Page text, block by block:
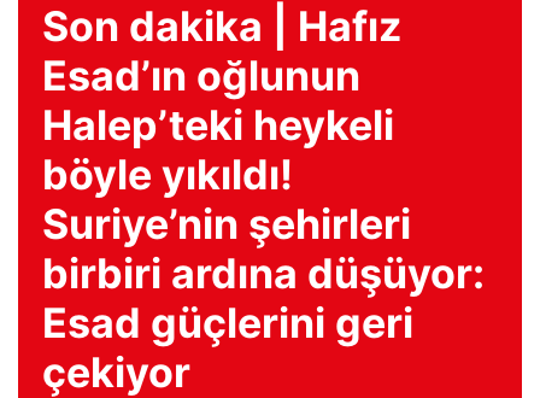
Son dakika | Hafız
Esad’ın oğlunun
Halep’teki heykeli
böyle yıkıldı!
Suriye’nin şehirleri
birbiri ardına düşüyor:
Esad güçlerini geri
çekiyor